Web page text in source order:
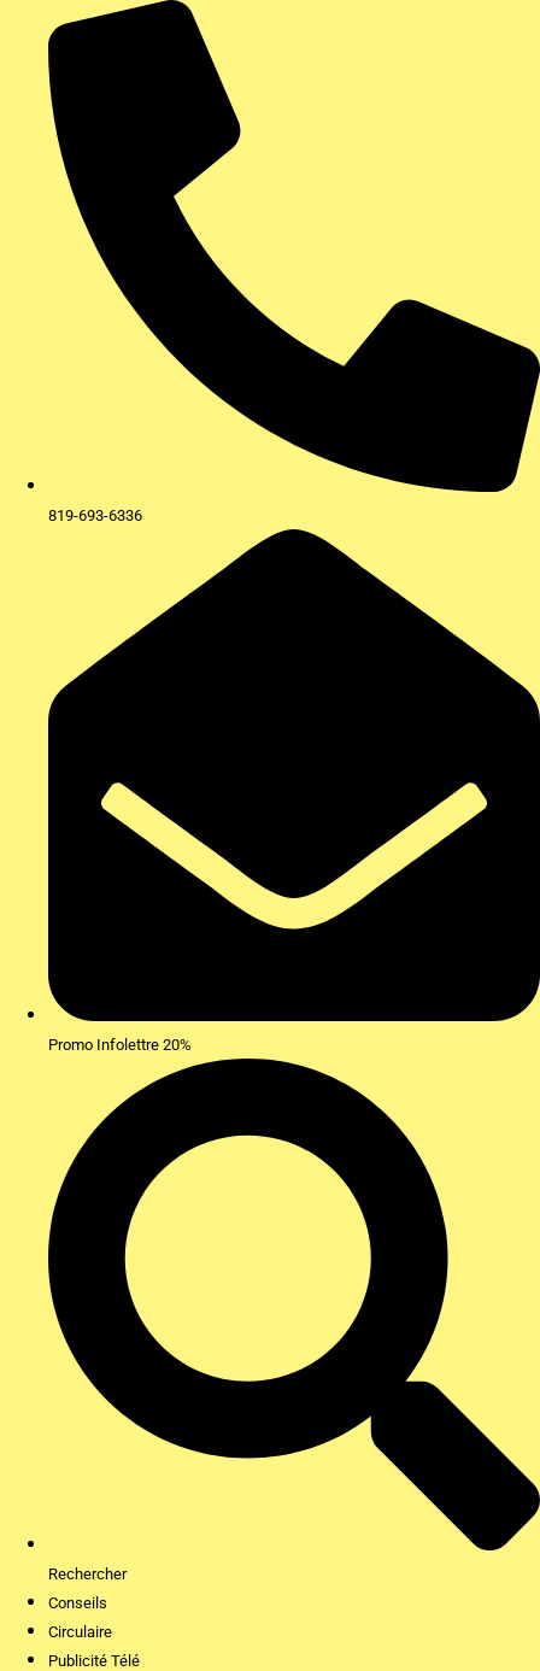
contenu
819-693-6336
Promo Infolettre 20%
Rechercher
Conseils
Circulaire
Publicité Télé